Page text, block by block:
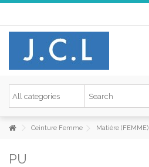
Ceinture Femme Matière (FEMME)
PU